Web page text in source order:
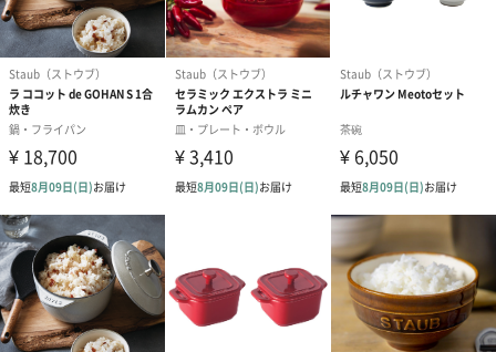
何気ない家庭料理のおいしさを、家族やパートナーと分かち合
う。そんな幸せなひとときをイメージして、くつろぎと温かさを
想起させるフランス語の「カンパーニュ(田舎風)」と名付けまし
た。
独自の風合いのナチュラルなカラーは、モダンから和食まで相性
が良く、長くストウブをご愛用の方はもちろん、これからストウ
ブを使い始める方にもおすすめ。
朝食からティータイム、ディナーまで幅広い食のシーンに寄り添
います。